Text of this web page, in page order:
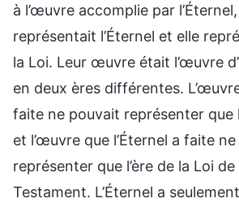
à l’œuvre accomplie par
représentait l’Éternel et elle
la Loi. Leur œuvre était l’œuvre
en deux ères différentes.
faite ne pouvait représenter que
et l’œuvre que l’Éternel a faite
représenter que l’ère de la Loi de
Testament. L’Éternel a